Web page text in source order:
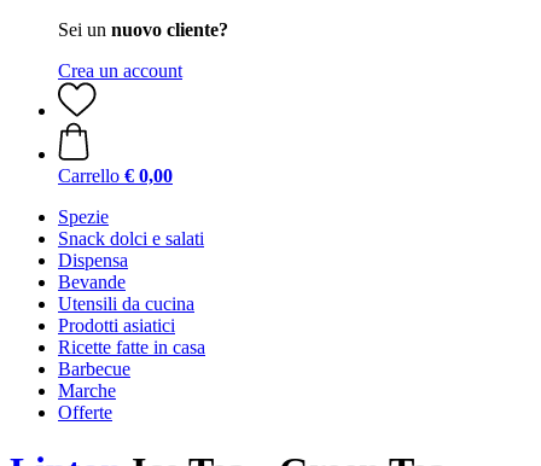
Sei un nuovo cliente?
Crea un account
Carrello € 0,00
Spezie
Snack dolci e salati
Dispensa
Bevande
Utensili da cucina
Prodotti asiatici
Ricette fatte in casa
Barbecue
Marche
Offerte